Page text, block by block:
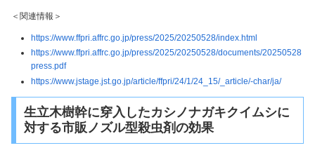
＜関連情報＞
https://www.ffpri.affrc.go.jp/press/2025/20250528/index.html
https://www.ffpri.affrc.go.jp/press/2025/20250528/documents/20250528
press.pdf
https://www.jstage.jst.go.jp/article/ffpri/24/1/24_15/_article/-char/ja/
生立木樹幹に穿入したカシノナガキクイムシに
対する市販ノズル型殺虫剤の効果